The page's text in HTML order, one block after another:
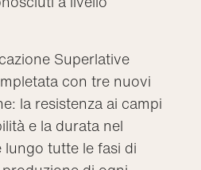
Superlative
con tre nuovi
la resistenza ai campi
e la durata nel
tutte le fasi di